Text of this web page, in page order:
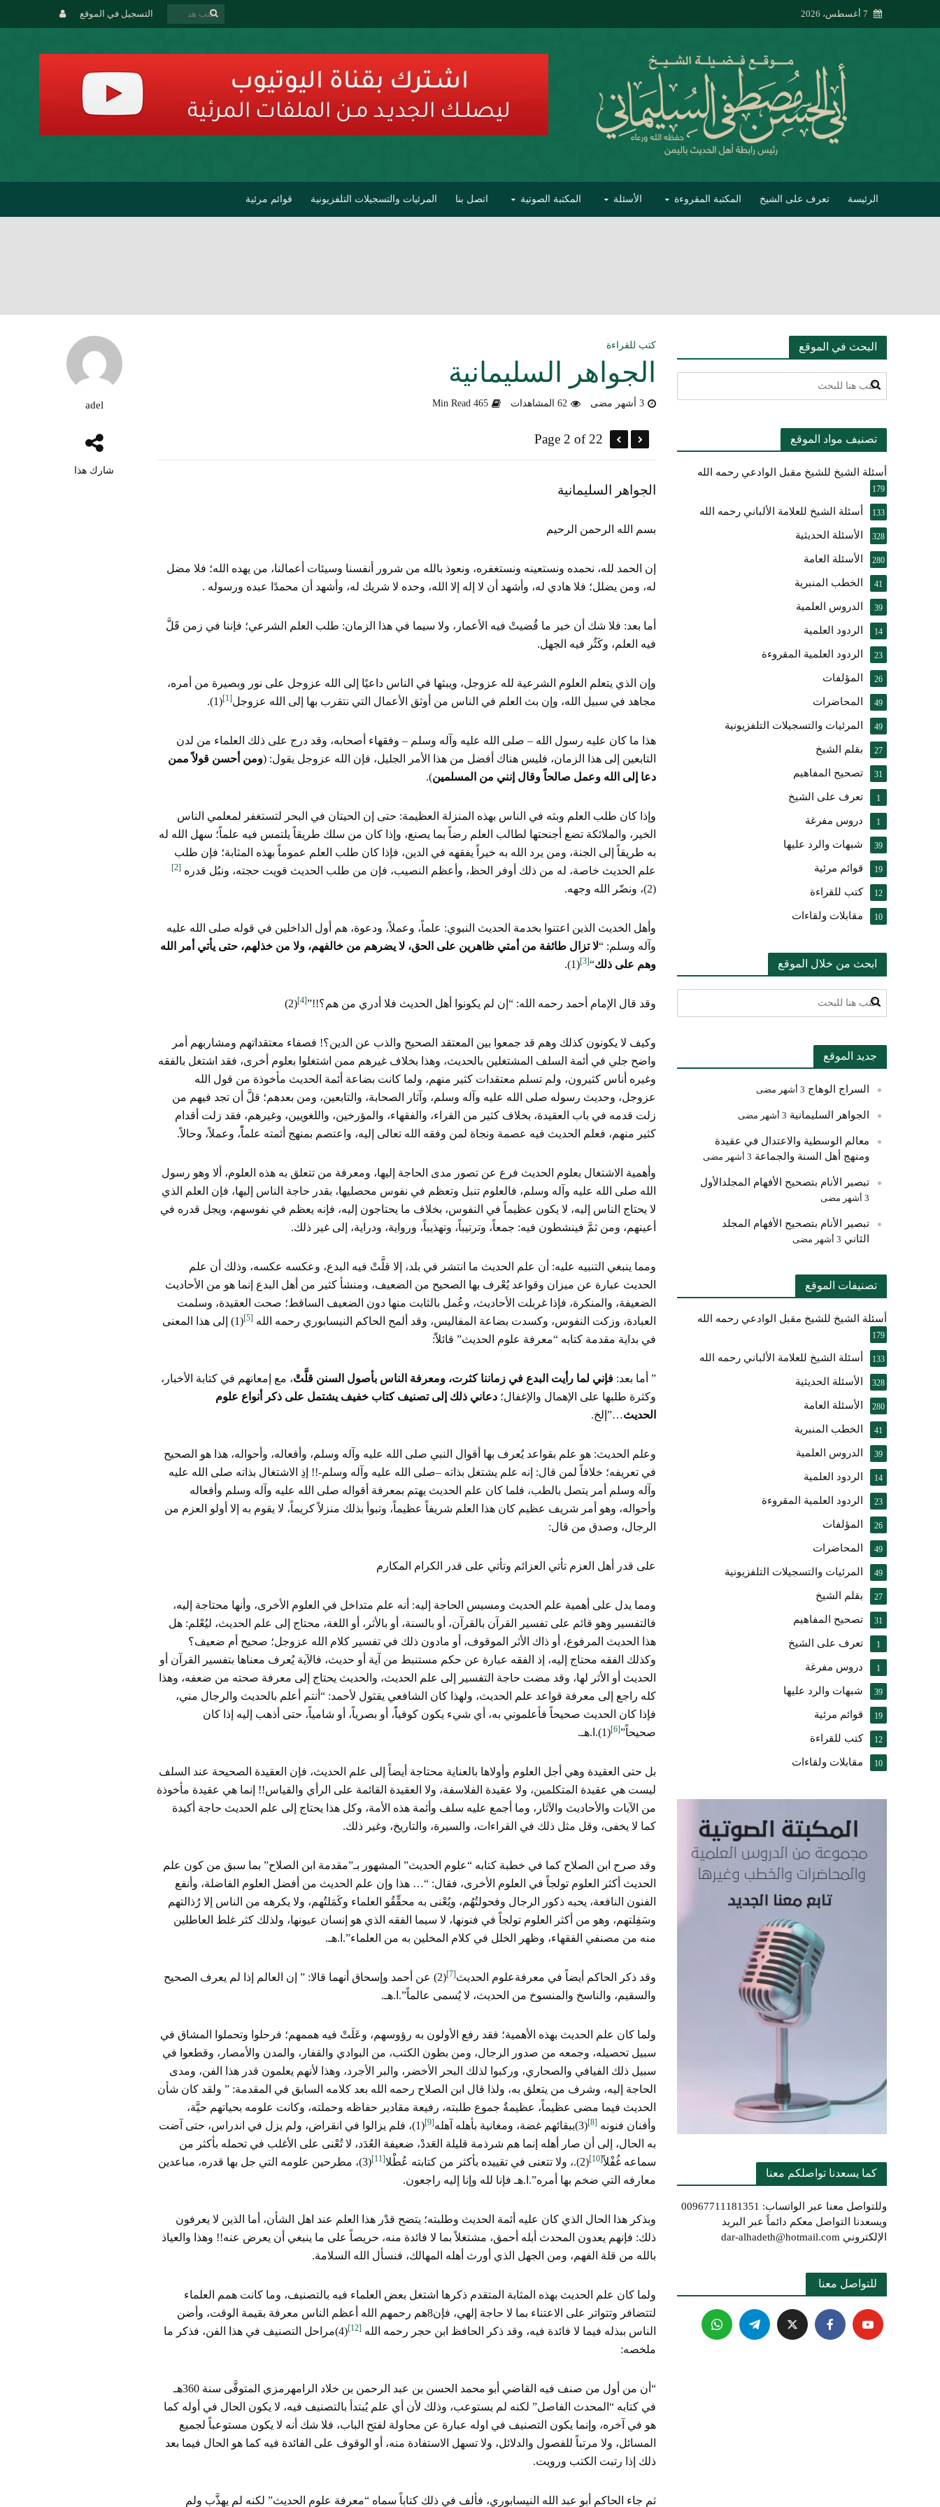
التسجيل في الموقع 7 أغسطس، 2026
الرئيسة تعرف على الشيخ المكتبة المقروءة الأسئلة المكتبة الصوتية اتصل بنا المرئيات والتسجيلات التلفزيونية قوائم مرئية
التعليق على ميثاق العمل الدعوي بين علماء ودعاة اليمن (صوت)
أسئلة عبدالله السليماني الحديثية للشيخ المحدث أبي الحسن السليماني
بيان بشأن حادث نيوزلندا الإرهابي
حقيقة موقف الشيخ الألباني رحمه الله من أخطاء الجماعات الإسلامية
النصيحة والتبيان لأهل السودان
adel
شارك هذا
كتب للقراءة
الجواهر السليمانية
3 أشهر مضى 62 المشاهدات 465 Min Read
Page 2 of 22
الجواهر السليمانية
بسم الله الرحمن الرحيم
إن الحمد لله، نحمده ونستعينه ونستغفره، ونعوذ بالله من شرور أنفسنا وسيئات أعمالنا، من يهده الله؛ فلا مضل
له، ومن يضلل؛ فلا هادي له، وأشهد أن لا إله إلا الله، وحده لا شريك له، وأشهد أن محمدًا عبده ورسوله .
أما بعد: فلا شك أن خير ما قُضيتْ فيه الأعمار، ولا سيما في هذا الزمان: طلب العلم الشرعي؛ فإننا في زمن قَلَّ
فيه العلم، وكَثُر فيه الجهل.
وإن الذي يتعلم العلوم الشرعية لله عزوجل، ويبثها في الناس داعيًا إلى الله عزوجل على نور وبصيرة من أمره،
مجاهد في سبيل الله، وإن بث العلم في الناس من أوثق الأعمال التي نتقرب بها إلى الله عزوجل[1]
(1).
هذا ما كان عليه رسول الله – صلى الله عليه وآله وسلم – وفقهاء أصحابه، وقد درج على ذلك العلماء من لدن
التابعين إلى هذا الزمان، فليس هناك أفضل من هذا الأمر الجليل، فإن الله عزوجل يقول: (ومن أحسن قولاً ممن
دعا إلى الله وعمل صالحاً وقال إنني من المسلمين).
وإذا كان طلب العلم وبثه في الناس بهذه المنزلة العظيمة: حتى إن الحيتان في البحر لتستغفر لمعلمي الناس
الخير، والملائكة تضع أجنحتها لطالب العلم رضاً بما يصنع، وإذا كان من سلك طريقاً يلتمس فيه علماً؛ سهل الله له
به طريقاً إلى الجنة، ومن يرد الله به خيراً يفقهه في الدين، فإذا كان طلب العلم عموماً بهذه المثابة؛ فإن طلب
علم الحديث خاصة، له من ذلك أوفر الحظ، وأعظم النصيب، فإن من طلب الحديث قويت حجته، ونبُل قدره [2]
(2)، ونضّر الله وجهه.
وأهل الخديث الذين اعتنوا بخدمة الحديث النبوي: علماً، وعملاً، ودعوة، هم أول الداخلين في قوله صلى الله عليه
وآله وسلم: “لا تزال طائفة من أمتي ظاهرين على الحق، لا يضرهم من خالفهم، ولا من خذلهم، حتى يأتي أمر الله
وهم على ذلك“
[3]
(1).
وقد قال الإمام أحمد رحمه الله: “إن لم يكونوا أهل الحديث فلا أدري من هم؟!!”[4]
(2)
وكيف لا يكونون كذلك وهم قد جمعوا بين المعتقد الصحيح والذب عن الدين؟! فصفاء معتقداتهم ومشاربهم أمر
واضح جلي في أئمة السلف المشتغلين بالحديث، وهذا بخلاف غيرهم ممن اشتغلوا بعلوم أخرى، فقد اشتغل بالفقه
وغيره أناس كثيرون، ولم تسلم معتقدات كثير منهم، ولما كانت بضاعة أئمة الحديث مأخوذة من قول الله
عزوجل، وحديث رسوله صلى الله عليه وآله وسلم، وآثار الصحابة، والتابعين، ومن بعدهم؛ قلَّ أن تجد فيهم من
زلت قدمه في باب العقيدة، بخلاف كثير من القراء، والفقهاء، والمؤرخين، واللغويين، وغيرهم، فقد زلت أقدام
كثير منهم، فعلم الحديث فيه عصمة ونجاة لمن وفقه الله تعالى إليه، واعتصم بمنهج أئمته علماًً، وعملاً، وحالاً.
وأهمية الاشتغال بعلوم الحديث فرع عن تصور مدى الحاجة إليها، ومعرفة من تتعلق به هذه العلوم، ألا وهو رسول
الله صلى الله عليه وآله وسلم، فالعلوم تنبل وتعظم في نفوس محصليها، بقدر حاجة الناس إليها، فإن العلم الذي
لا يحتاج الناس إليه، لا يكون عظيماً في النفوس، بخلاف ما يحتاجون إليه، فإنه يعظم في نفوسهم، ويجل قدره في
أعينهم، ومن ثمَّ فينشطون فيه: جمعاً، وترتيباً، وتهذيباً، ورواية، ودراية، إلى غير ذلك.
ومما ينبغي التنبيه عليه: أن علم الحديث ما انتشر في بلد، إلا قلَّتْ فيه البدع، وعكسه عكسه، وذلك أن علم
الحديث عبارة عن ميزان وقواعد يُعْرف بها الصحيح من الضعيف، ومنشأ كثير من أهل البدع إنما هو من الأحاديث
الضعيفة، والمنكرة، فإذا غربلت الأحاديث، وعُمل بالثابت منها دون الضعيف الساقط؛ صحت العقيدة، وسلمت
العبادة، وزكت النفوس، وكسدت بضاعة المفاليس، وقد ألمح الحاكم النيسابوري رحمه الله [5]
(1) إلى هذا المعنى
في بداية مقدمة كتابه “معرفة علوم الحديث” قائلاًَ:
” أما بعد: فإني لما رأيت البدع في زماننا كثرت، ومعرفة الناس بأصول السنن قلَّتْ، مع إمعانهم في كتابة الأخبار،
وكثرة طلبها على الإهمال والإغفال؛ دعاني ذلك إلى تصنيف كتاب خفيف يشتمل على ذكر أنواع علوم
الحديث…”إلخ.
وعلم الحديث: هو علم بقواعد يُعرف بها أقوال النبي صلى الله عليه وآله وسلم، وأفعاله، وأحواله، هذا هو الصحيح
في تعريفه؛ خلافاً لمن قال: إنه علم يشتغل بذاته –صلى الله عليه وآله وسلم-!! إذِ الاشتغال بذاته صلى الله عليه
وآله وسلم أمر يتصل بالطب، فلما كان علم الحديث يهتم بمعرفة أقواله صلى الله عليه وآله وسلم وأفعاله
وأحواله، وهو أمر شريف عظيم كان هذا العلم شريفاً عظيماً، وتبوأ بذلك منزلاً كريماً، لا يقوم به إلا أولو العزم من
الرجال، وصدق من قال:
على قدر أهل العزم تأتي العزائم وتأتي على قدر الكرام المكارم
ومما يدل على أهمية علم الحديث ومسيس الحاجة إليه: أنه علم متداخل في العلوم الأخرى، وأنها محتاجة إليه،
فالتفسير وهو قائم على تفسير القرآن بالقرآن، أو بالسنة، أو بالأثر، أو اللغة، محتاج إلى علم الحديث، ليُعْلم: هل
هذا الحديث المرفوع، أو ذاك الأثر الموقوف، أو مادون ذلك في تفسير كلام الله عزوجل؛ صحيح أم ضعيف؟
وكذلك الفقه محتاج إليه، إذ الفقه عبارة عن حكم مستنبط من آية أو حديث، فالآية يُعرف معناها بتفسير القرآن أو
الحديث أو الأثر لها، وقد مضت حاجة التفسير إلى علم الحديث، والحديث يحتاج إلى معرفة صحته من ضعفه، وهذا
كله راجع إلى معرفة قواعد علم الحديث، ولهذا كان الشافعي يقثول لأحمد: “أنتم أعلم بالحديث والرجال مني،
فإذا كان الحديث صحيحاً فأعلموني به، أي شيء يكون كوفياًَ، أو بصرياً، أو شامياً، حتى أذهب إليه إذا كان
صحيحاً”[6] (1).ا.هـ.
بل حتى العقيدة وهي أجل العلوم وأولاها بالعناية محتاجة أيضاً إلى علم الحديث، فإن العقيدة الصحيحة عند السلف
ليست هي عقيدة المتكلمين، ولا عقيدة الفلاسفة، ولا العقيدة القائمة على الرأي والقياس!! إنما هي عقيدة مأخوذة
من الآيات والأحاديث والآثار، وما أجمع عليه سلف وأئمة هذه الأمة، وكل هذا يحتاج إلى علم الحديث حاجة أكيدة
كما لا يخفى، وقل مثل ذلك في القراءات، والسيرة، والتاريخ، وغير ذلك.
وقد صرح ابن الصلاح كما في خطبة كتابه “علوم الحديث” المشهور بـ”مقدمة ابن الصلاح” بما سبق من كون علم
الحديث أكثر العلوم تولجاً في العلوم الأخرى، فقال: “… هذا وإن علم الحديث من أفضل العلوم الفاضلة، وأنفع
الفنون النافعة، يحبه ذكور الرجال وفحولتُهُم، ويُعْنى به محقِّقُو العلماء وكَمَلتُهم، ولا يكرهه من الناس إلا رُذالتهم
وسَفِلتهم، وهو من أكثر العلوم تولجاً في فنونها، لا سيما الفقه الذي هو إنسان عيونها، ولذلك كثر غلط العاطلين
منه من مصنفي الفقهاء، وظهر الخلل في كلام المخلين به من العلماء”.ا.هـ.
وقد ذكر الحاكم أيضاً في معرفةعلوم الحديث[7]
(2) عن أحمد وإسحاق أنهما قالا: ” إن العالم إذا لم يعرف الصحيح
والسقيم، والناسخ والمنسوخ من الحديث، لا يُسمى عالماً”.ا.هـ.
ولما كان علم الحديث بهذه الأهمية؛ فقد رفع الأولون به رؤوسهم، وعَلَتْ فيه هممهم؛ فرحلوا وتحملوا المشاق في
سبيل تحصيله، وجمعه من صدور الرجال، ومن بطون الكتب، من البوادي والقفار، والمدن والأمصار، وقطعوا في
سبيل ذلك الفيافي والصحاري، وركبوا لذلك البحر الأخضر، والبر الأجرد، وهذا لأنهم يعلمون قدر هذا الفن، ومدى
الحاجة إليه، وشرف من يتعلق به، ولذا قال ابن الصلاح رحمه الله بعد كلامه السابق في المقدمة: ” ولقد كان شأن
الحديث فيما مضى عظيماً، عظيمةٌ جموع طلبته، رفيعة مقادير حفاظه وحملته، وكانت علومه بحياتهم حيَّة،
وأفنان فنونه [8] (3)ببقائهم غضة، ومغانية بأهله آهله [9]
(1)، فلم يزالوا في انقراض، ولم يزل في اندراس، حتى آضت
به الحال، إلى أن صار أهله إنما هم شرذمة قليلة العَددْ، ضعيفة العُدَد، لا تُعْنى على الأغلب في تحمله بأكثر من
سماعه غُفْلاً[10] (2).، ولا تتعنى في تقييده بأكثر من كتابته عُطْلا [11]
(3)، مطرحين علومه التي جل بها قدره، مباعدين
معارفه التي ضخم بها أمره”.ا.هـ فإنا لله وإنا إليه راجعون.
وبذكر هذا الحال الذي كان عليه أئمة الحديث وطلبته؛ يتضح قدْر هذا العلم عند اهل الشأن، أما الذين لا يعرفون
ذلك: فإنهم يعدون المحدث أبله أحمق، مشتغلاً بما لا فائدة منه، حريصاً على ما ينبغي أن يعرض عنه!! وهذا والعياذ
بالله من قلة الفهم، ومن الجهل الذي أورث أهله المهالك، فنسأل الله السلامة.
ولما كان علم الحديث بهذه المثابة المتقدم ذكرها اشتغل بعض العلماء فيه بالتصنيف، وما كانت همم العلماء
لتتضافر وتتواتر على الاعتناء بما لا حاجة إلهي، فإن8هم رحمهم الله أعظم الناس معرفة بقيمة الوقت، وأضن
الناس ببذله فيما لا فائدة فيه، وقد ذكر الحافظ ابن حجر رحمه الله [12]
(4)مراحل التصنيف في هذا الفن، فذكر ما
ملخصه:
“أن من أول من صنف فيه القاضي أبو محمد الحسن بن عبد الرحمن بن خلاد الرامهرمزي المتوفَّى سنة 360هـ
في كتابه “المحدث الفاصل” لكنه لم يستوعب، وذلك لأن أي علم يُبتدأ بالتصنيف فيه، لا يكون الحال في أوله كما
هو في آخره، وإنما يكون التصنيف في اوله عبارة عن محاولة لفتح الباب، فلا شك أنه لا يكون مستوعباً لجميع
المسائل، ولا مرتباً للفصول والدلائل، ولا تسهل الاستفادة منه، أو الوقوف على الفائدة فيه كما هو الحال فيما بعد
ذلك إذا رتبت الكتب ورويت.
ثم جاء الحاكم أبو عبد الله النيسابوري، فألف في ذلك كتاباً سماه “معرفة علوم الحديث” لكنه لم يهذَّب ولم
البحث في الموقع
تصنيف مواد الموقع
أسئلة الشيخ للشيخ مقبل الوادعي رحمه الله
179
أسئلة الشيخ للعلامة الألباني رحمه الله 133
الأسئلة الحديثية 328
الأسئلة العامة 280
الخطب المنبرية 41
الدروس العلمية 39
الردود العلمية 14
الردود العلمية المقروءة 23
المؤلفات 26
المحاضرات 49
المرئيات والتسجيلات التلفزيونية 49
بقلم الشيخ 27
تصحيح المفاهيم 31
تعرف على الشيخ 1
دروس مفرغة 1
شبهات والرد عليها 39
قوائم مرئية 19
كتب للقراءة 12
مقابلات ولقاءات 10
ابحث من خلال الموقع
جديد الموقع
السراج الوهاج 3 أشهر مضى
الجواهر السليمانية 3 أشهر مضى
معالم الوسطية والاعتدال في عقيدة
ومنهج أهل السنة والجماعة 3 أشهر مضى
تبصير الأنام بتصحيح الأفهام المجلدالأول
3 أشهر مضى
تبصير الأنام بتصحيح الأفهام المجلد
الثاني 3 أشهر مضى
تصنيفات الموقع
أسئلة الشيخ للشيخ مقبل الوادعي رحمه الله
179
أسئلة الشيخ للعلامة الألباني رحمه الله 133
الأسئلة الحديثية 328
الأسئلة العامة 280
الخطب المنبرية 41
الدروس العلمية 39
الردود العلمية 14
الردود العلمية المقروءة 23
المؤلفات 26
المحاضرات 49
المرئيات والتسجيلات التلفزيونية 49
بقلم الشيخ 27
تصحيح المفاهيم 31
تعرف على الشيخ 1
دروس مفرغة 1
شبهات والرد عليها 39
قوائم مرئية 19
كتب للقراءة 12
مقابلات ولقاءات 10
كما يسعدنا تواصلكم معنا
وللتواصل معنا عبر الواتساب: 00967711181351
ويسعدنا التواصل معكم دائماً عبر البريد
الإلكتروني dar-alhadeth@hotmail.com
للتواصل معنا